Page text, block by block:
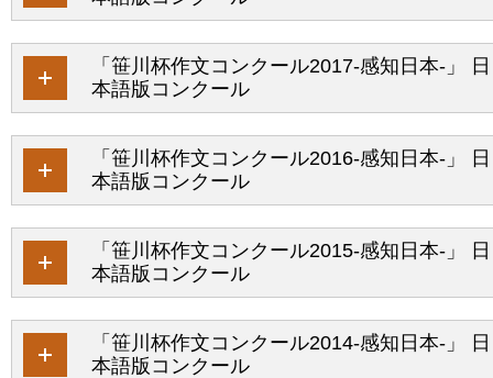
「笹川杯作文コンクール2017-感知日本-」 日
本語版コンクール
「笹川杯作文コンクール2016-感知日本-」 日
本語版コンクール
「笹川杯作文コンクール2015-感知日本-」 日
本語版コンクール
「笹川杯作文コンクール2014-感知日本-」 日
本語版コンクール